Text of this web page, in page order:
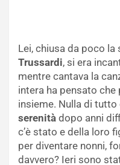
Lei, chiusa da poco la
Trussardi, si era
mentre cantava la
intera ha pensato
insieme. Nulla di tutto
serenità dopo anni
c’è stato e della loro
per diventare nonni,
davvero? Ieri sono